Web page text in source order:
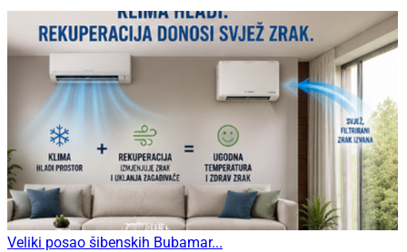
Veliki posao šibenskih Bubamar...